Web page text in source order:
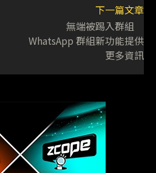
下一篇文章
無端被踢入群組
WhatsApp 群組新功能提供
更多資訊